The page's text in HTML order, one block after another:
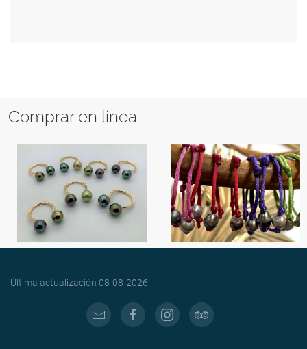
Comprar en línea
Última actualización 08-08-2026